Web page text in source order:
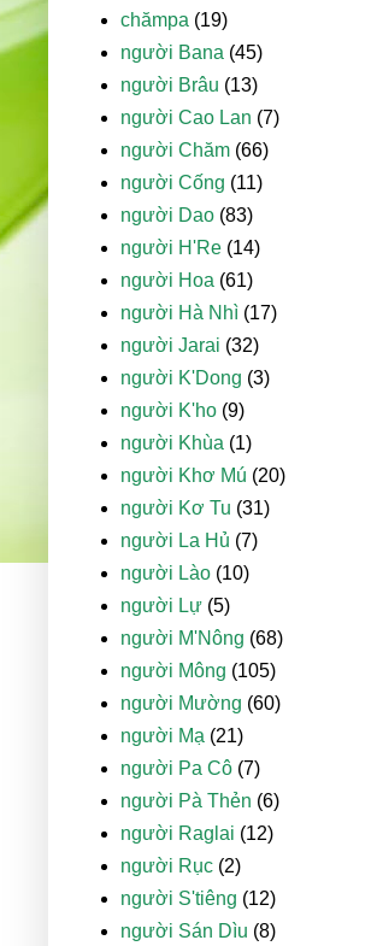
chămpa (19)
người Bana (45)
người Brâu (13)
người Cao Lan (7)
người Chăm (66)
người Cống (11)
người Dao (83)
người H'Re (14)
người Hoa (61)
người Hà Nhì (17)
người Jarai (32)
người K'Dong (3)
người K'ho (9)
người Khùa (1)
người Khơ Mú (20)
người Kơ Tu (31)
người La Hủ (7)
người Lào (10)
người Lự (5)
người M'Nông (68)
người Mông (105)
người Mường (60)
người Mạ (21)
người Pa Cô (7)
người Pà Thẻn (6)
người Raglai (12)
người Rục (2)
người S'tiêng (12)
người Sán Dìu (8)